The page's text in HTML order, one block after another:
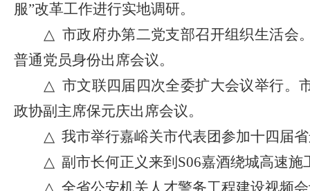
服”改革工作进行实地调研。
△ 市政府办第二党支部召开组织生活会
普通党员身份出席会议。
△ 市文联四届四次全委扩大会议举行。
政协副主席保元庆出席会议。
△ 我市举行嘉峪关市代表团参加十四届
△ 副市长何正义来到 S06嘉酒绕城高速
△ 全省公安机关人才警务工程建设视频